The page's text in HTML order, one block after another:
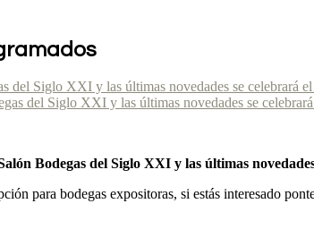
del Siglo XXI y las últimas novedades se celebrará
Bodegas del Siglo XXI y las últimas
para bodegas expositoras, si estás interesado